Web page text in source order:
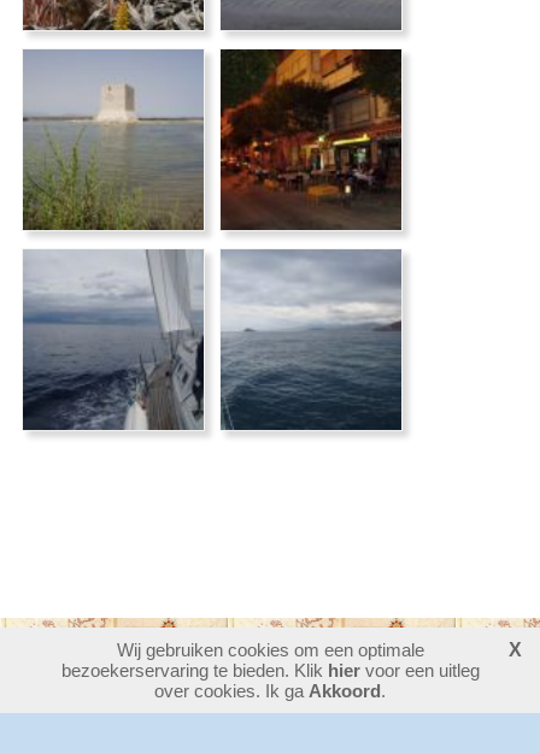
30384975bezoekers - 9 online
login
Wij gebruiken cookies om een optimale
bezoekerservaring te bieden. Klik hiervoor een uitleg
over cookies. Ik ga Akkoord.
X